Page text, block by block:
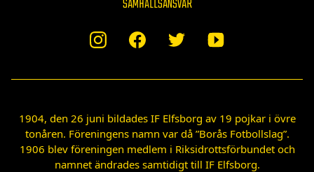
SAMHÄLLSANSVAR
1904, den 26 juni bildades IF Elfsborg av 19 pojkar i övre
tonåren. Föreningens namn var då ”Borås Fotbollslag”.
1906 blev föreningen medlem i Riksidrottsförbundet och
namnet ändrades samtidigt till IF Elfsborg.